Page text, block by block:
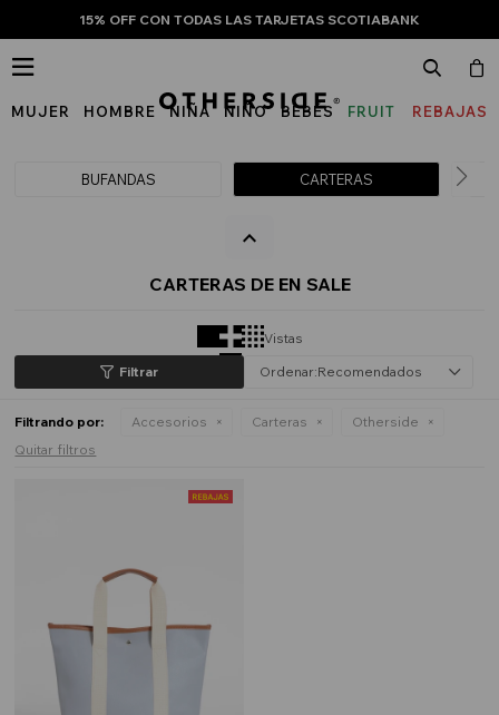
15% OFF CON TODAS LAS TARJETAS SCOTIABANK
MUJER HOMBRE NIÑA NIÑO BEBÉS
FRUIT
THE
REBAJAS

BUFANDAS CARTERAS
CARTERAS DE EN SALE
Vistas
Recomendados
Filtrando por: Accesorios Carteras
Otherside
Quitar filtros